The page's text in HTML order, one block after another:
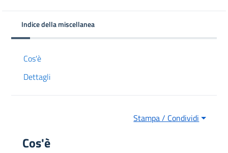
Indice della miscellanea
Cos'è
Dettagli
Stampa / Condividi
Cos'è